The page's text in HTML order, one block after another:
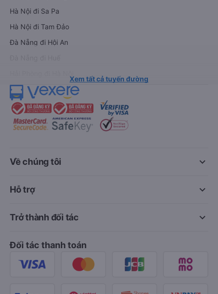
Hà Nội đi Sa Pa
Hà Nội đi Tam Đảo
Đà Nẵng đi Hội An
Xem tất cả tuyến đường
keyboard_arrow_down
Về chúng tôi
keyboard_arrow_down
Hỗ trợ
keyboard_arrow_down
Trở thành đối tác
Đối tác thanh toán